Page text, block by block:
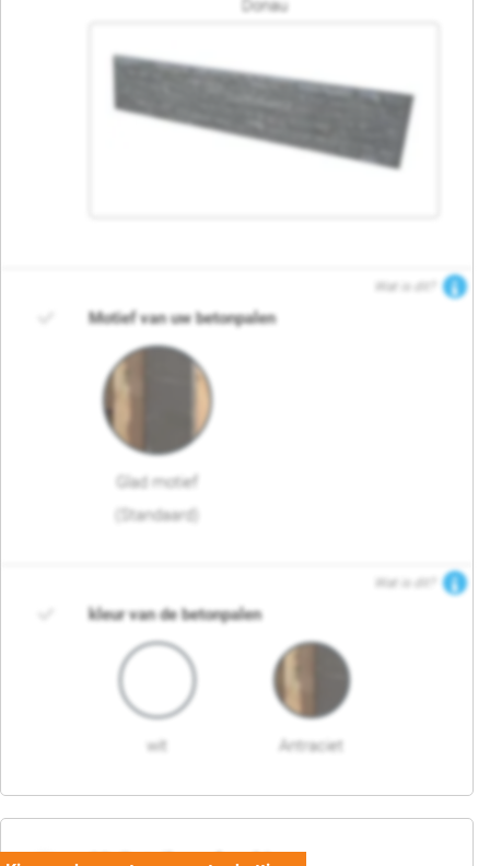
Donau
Wat is dit?
Motief van uw betonpalen
Glad motief
(Standaard)
Wat is dit?
kleur van de betonpalen
wit Antraciet
03. Detail en afwerking